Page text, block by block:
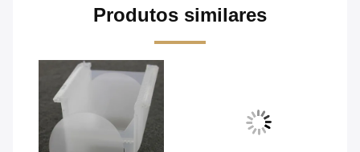
Produtos similares